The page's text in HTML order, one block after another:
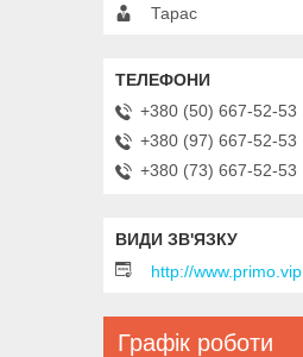
Тарас
+380 (50) 667-52-53
+380 (97) 667-52-53
+380 (73) 667-52-53
http://www.primo.vip
Графік роботи